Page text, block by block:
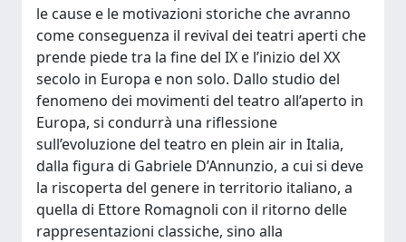
le cause e le motivazioni storiche che avranno
come conseguenza il revival dei teatri aperti che
prende piede tra la fine del IX e l’inizio del XX
secolo in Europa e non solo. Dallo studio del
fenomeno dei movimenti del teatro all’aperto in
Europa, si condurrà una riflessione
sull’evoluzione del teatro en plein air in Italia,
dalla figura di Gabriele D’Annunzio, a cui si deve
la riscoperta del genere in territorio italiano, a
quella di Ettore Romagnoli con il ritorno delle
rappresentazioni classiche, sino alla